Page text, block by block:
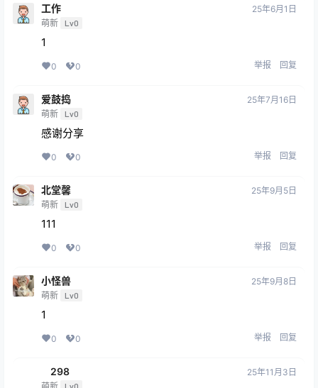
工作
萌新 Lv0
25年6月1日
1
0 0 举报 回复
爱鼓捣
萌新 Lv0
25年7月16日
感谢分享
0 0 举报 回复
北堂馨
萌新 Lv0
25年9月5日
111
0 0 举报 回复
小怪兽
萌新 Lv0
25年9月8日
1
0 0 举报 回复
ㅤ298 25年11月3日